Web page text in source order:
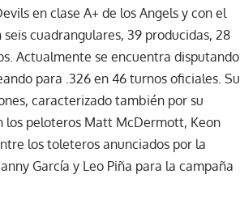
en clase A+ de los Angels y con el
cuadrangulares, 39 producidas, 28
Actualmente se encuentra disputando
para .326 en 46 turnos oficiales. Su
caracterizado también por su
los peloteros Matt McDermott, Keon
los toleteros anunciados por la
García y Leo Piña para la campaña